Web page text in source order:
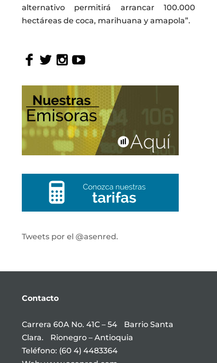
alternativo permitirá arrancar 100.000
hectáreas de coca, marihuana y amapola”.
Tweets por el @asenred.
Contacto
Carrera 60A No. 41C – 54 Barrio Santa
Clara. Rionegro – Antioquia
Teléfono: (60 4) 4483364